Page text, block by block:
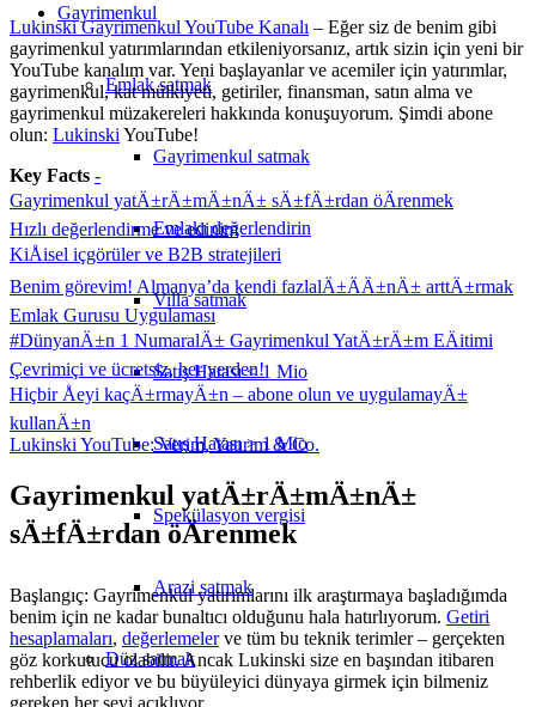
Gayrimenkul
Emlak satmak
Gayrimenkul satmak
Emlakı değerlendirin
Villa satmak
Satış Hatası < 1 Mio
Satış Hatası > 1 Mio
Spekülasyon vergisi
Arazi satmak
Düzsatmak
Lukinski Gayrimenkul YouTube Kanalı – Eğer siz de benim gibi
gayrimenkul yatırımlarından etkileniyorsanız, artık sizin için yeni bir
YouTube kanalım var. Yeni başlayanlar ve acemiler için yatırımlar,
gayrimenkul, kat mülkiyeti, getiriler, finansman, satın alma ve
gayrimenkul müzakereleri hakkında konuşuyorum. Şimdi abone
olun: Lukinski YouTube!
Key Facts -
Gayrimenkul yatÄ±rÄ±mÄ±nÄ± sÄ±fÄ±rdan öÄrenmek
Hızlı değerlendirme ve edinim
KiÅisel içgörüler ve B2B stratejileri
Benim görevim! Almanya’da kendi fazlalÄ±ÄÄ±nÄ± arttÄ±rmak
Emlak Gurusu Uygulaması
#DünyanÄ±n 1 NumaralÄ± Gayrimenkul YatÄ±rÄ±m EÄitimi
Çevrimiçi ve ücretsiz, her yerden!
Hiçbir Åeyi kaçÄ±rmayÄ±n – abone olun ve uygulamayÄ±
kullanÄ±n
Lukinski YouTube: Verim, Yatırım & Co.
Gayrimenkul yatÄ±rÄ±mÄ±nÄ±
sÄ±fÄ±rdan öÄrenmek
Başlangıç: Gayrimenkul yatırımlarını ilk araştırmaya başladığımda
benim için ne kadar bunaltıcı olduğunu hala hatırlıyorum. Getiri
hesaplamaları, değerlemelerve tüm bu teknik terimler – gerçekten
göz korkutucu olabilir. Ancak Lukinski size en başından itibaren
rehberlik ediyor ve bu büyüleyici dünyaya girmek için bilmeniz
gereken her şeyi açıklıyor.